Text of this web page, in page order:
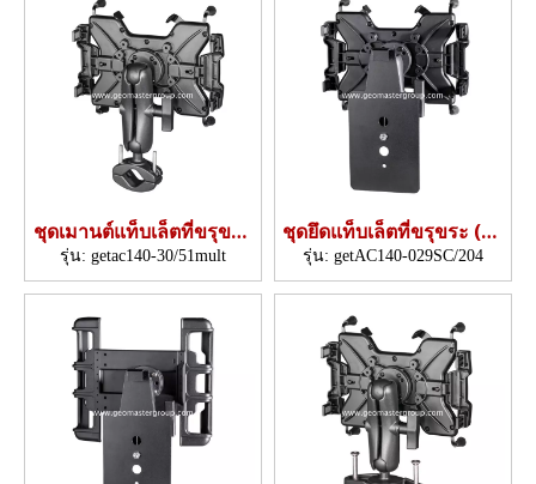
ชุดเมานต์แท็บเล็ตที่ขรุขระ
(หลายตัวหนีบ)
รุ่น: getac140-30/51mult
ชุดยึดแท็บเล็ตที่ขรุขระ (อะ
แดปเตอร์เกลียว+ตัวยึดขา
ตั้งกล้อง)
รุ่น: getAC140-029SC/204